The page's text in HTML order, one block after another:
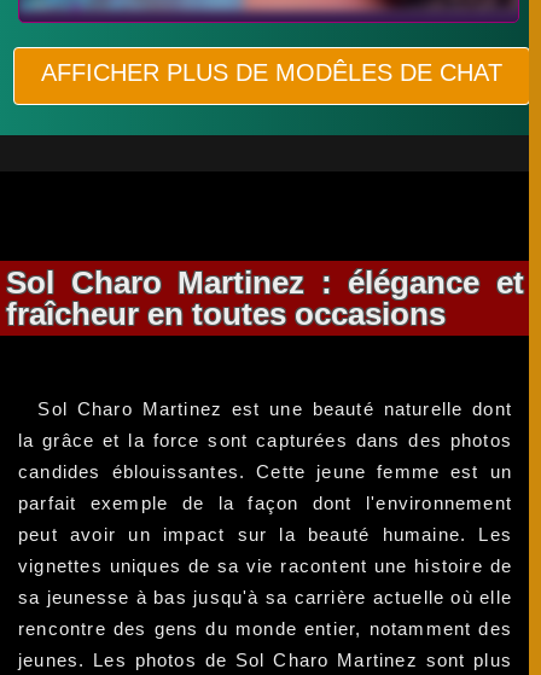
AFFICHER PLUS DE MODÊLES DE CHAT
Sol Charo Martinez : élégance et
fraîcheur en toutes occasions
Sol Charo Martinez est une beauté naturelle dont
la grâce et la force sont capturées dans des photos
candides éblouissantes. Cette jeune femme est un
parfait exemple de la façon dont l'environnement
peut avoir un impact sur la beauté humaine. Les
vignettes uniques de sa vie racontent une histoire de
sa jeunesse à bas jusqu'à sa carrière actuelle où elle
rencontre des gens du monde entier, notamment des
jeunes. Les photos de Sol Charo Martinez sont plus